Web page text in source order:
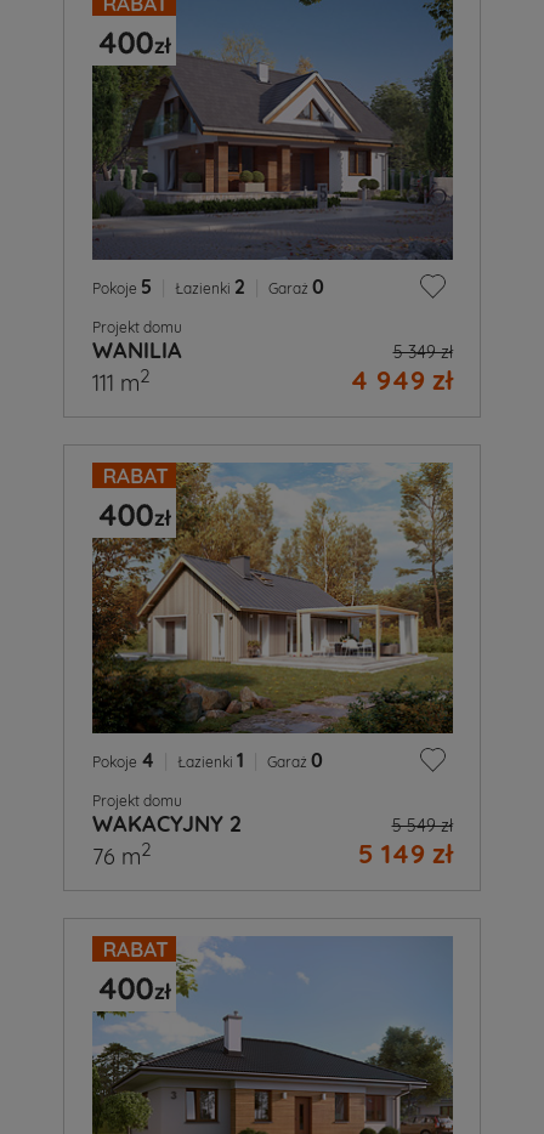
Pokoje 5 Łazienki 2 Garaż 0
Projekt domu
WANILIA 5 349 zł
4 949 zł
111 m2
Pokoje 4 Łazienki 1 Garaż 0
Projekt domu
WAKACYJNY 2 5 549 zł
5 149 zł
76 m2